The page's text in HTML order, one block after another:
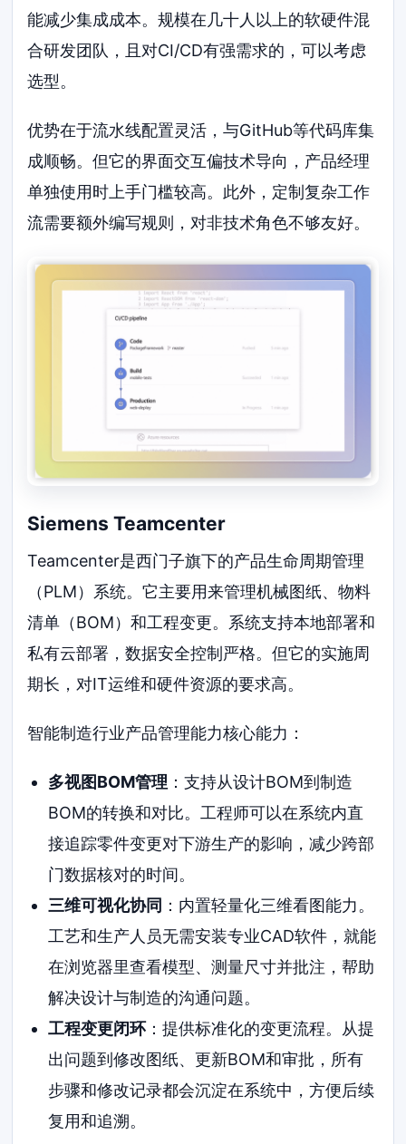
能减少集成成本。规模在几十人以上的软硬件混
合研发团队，且对CI/CD有强需求的，可以考虑
选型。
优势在于流水线配置灵活，与GitHub等代码库集
成顺畅。但它的界面交互偏技术导向，产品经理
单独使用时上手门槛较高。此外，定制复杂工作
流需要额外编写规则，对非技术角色不够友好。
Siemens Teamcenter
Teamcenter是西门子旗下的产品生命周期管理
（PLM）系统。它主要用来管理机械图纸、物料
清单（BOM）和工程变更。系统支持本地部署和
私有云部署，数据安全控制严格。但它的实施周
期长，对IT运维和硬件资源的要求高。
智能制造行业产品管理能力核心能力：
多视图BOM管理 ：支持从设计BOM到制造
BOM的转换和对比。工程师可以在系统内直
接追踪零件变更对下游生产的影响，减少跨部
门数据核对的时间。
三维可视化协同 ：内置轻量化三维看图能力。
工艺和生产人员无需安装专业CAD软件，就能
在浏览器里查看模型、测量尺寸并批注，帮助
解决设计与制造的沟通问题。
工程变更闭环：提供标准化的变更流程。从提
出问题到修改图纸、更新BOM和审批，所有
步骤和修改记录都会沉淀在系统中，方便后续
复用和追溯。